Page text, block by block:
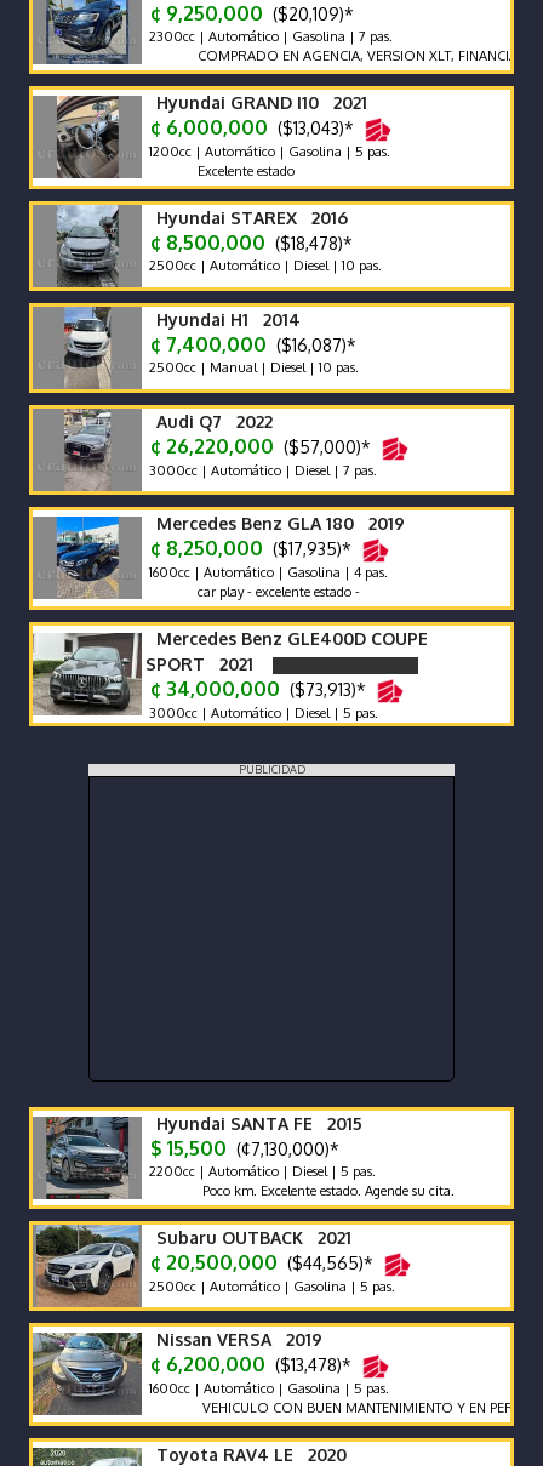
¢ 9,250,000 ($20,109)*
2300cc | Automático | Gasolina | 7 pas.
COMPRADO EN AGENCIA, VERSION XLT,
Hyundai GRAND I10 2021
¢ 6,000,000 ($13,043)*
1200cc | Automático | Gasolina | 5 pas.
Excelente estado
Hyundai STAREX 2016
¢ 8,500,000 ($18,478)*
2500cc | Automático | Diesel | 10 pas.
Hyundai H1 2014
¢ 7,400,000 ($16,087)*
2500cc | Manual | Diesel | 10 pas.
Audi Q7 2022
¢ 26,220,000 ($57,000)*
3000cc | Automático | Diesel | 7 pas.
Mercedes Benz GLA 180 2019
¢ 8,250,000 ($17,935)*
1600cc | Automático | Gasolina | 4 pas.
car play - excelente estado -
Mercedes Benz GLE400D COUPE
SPORT 2021
¢ 34,000,000 ($73,913)*
3000cc | Automático | Diesel | 5 pas.
PUBLICIDAD
Hyundai SANTA FE 2015
$ 15,500 (¢7,130,000)*
2200cc | Automático | Diesel | 5 pas.
Poco km. Excelente estado. Agende su cita.
Subaru OUTBACK 2021
¢ 20,500,000 ($44,565)*
2500cc | Automático | Gasolina | 5 pas.
Nissan VERSA 2019
¢ 6,200,000 ($13,478)*
1600cc | Automático | Gasolina | 5 pas.
VEHICULO CON BUEN MANTENIMIENTO Y EN PERFECTO
Toyota RAV4 LE 2020